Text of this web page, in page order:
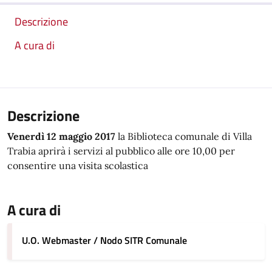
Descrizione
A cura di
Descrizione
Venerdì 12 maggio 2017 la Biblioteca comunale di Villa
Trabia aprirà i servizi al pubblico alle ore 10,00 per
consentire una visita scolastica
A cura di
U.O. Webmaster / Nodo SITR Comunale